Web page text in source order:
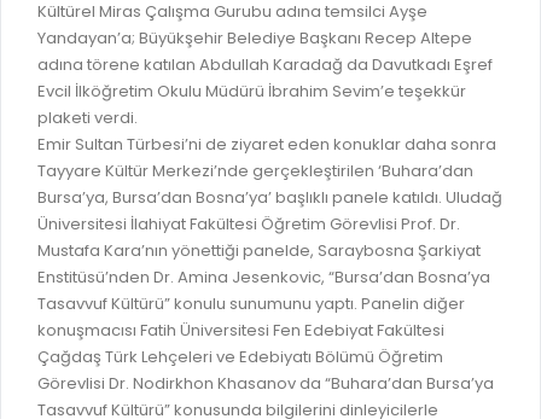
FOTOĞRAF GALERİSİ
BURSA GÜNLÜĞÜ DERGİSİ
AYKOME KARARLARI
BURSA YAYINLARI
YÖNETİM SİSTEMLERİ
VİZYON & MİSYON
POLİTİKALARIMIZ
ENTEGRE YÖNETIM SISTEMI
KALITE BELGELERIMIZ
KVKK AYDINLATMA METNI
LOKMA DAĞITIM İZNİ BAŞVURUSU
BAĞLANTILAR
WEB - MOBIL UYGULAMALARIMIZ
KURUM İÇİ UYGULAMALAR
E-DEVLET KAPISI
NÖBETÇİ ECZANELER
HAL FİYATLARI
SANAL TURLAR
KURUMLAR
Kültürel Miras Çalışma Gurubu adına temsilci Ayşe
Yandayan’a; Büyükşehir Belediye Başkanı Recep Altepe
adına törene katılan Abdullah Karadağ da Davutkadı Eşref
Evcil İlköğretim Okulu Müdürü İbrahim Sevim’e teşekkür
plaketi verdi.
Emir Sultan Türbesi’ni de ziyaret eden konuklar daha sonra
Tayyare Kültür Merkezi’nde gerçekleştirilen ‘Buhara’dan
Bursa’ya, Bursa’dan Bosna’ya’ başlıklı panele katıldı. Uludağ
Üniversitesi İlahiyat Fakültesi Öğretim Görevlisi Prof. Dr.
Mustafa Kara’nın yönettiği panelde, Saraybosna Şarkiyat
Enstitüsü’nden Dr. Amina Jesenkovic, “Bursa’dan Bosna’ya
Tasavvuf Kültürü” konulu sunumunu yaptı. Panelin diğer
konuşmacısı Fatih Üniversitesi Fen Edebiyat Fakültesi
Çağdaş Türk Lehçeleri ve Edebiyatı Bölümü Öğretim
Görevlisi Dr. Nodirkhon Khasanov da “Buhara’dan Bursa’ya
Tasavvuf Kültürü” konusunda bilgilerini dinleyicilerle